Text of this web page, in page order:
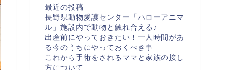
最近の投稿
長野県動物愛護センター「ハローアニマ
ル」施設内で動物と触れ合える♪
出産前にやっておきたい！一人時間があ
る今のうちにやっておくべき事
これから手術をされるママと家族の接し
方について